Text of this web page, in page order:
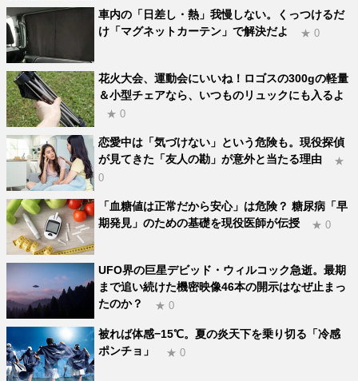
車内の「日差し・熱」我慢しない。くっつけるだ
け「マグネットカーテン」で解決だよ
★ 0
花火大会、運動会にいいね！ロゴスの300gの軽量
＆小型チェアなら、いつものリュックにも入るよ
★ 0
恋愛中は「気づけない」という危険も。現役探偵
が見てきた「友人の勘」が意外と当たる理由
★
0
「血糖値は正常だから安心」は危険？ 糖尿病「早
期発見」のための基礎を現役医師が伝授
★ 0
UFO界の巨星デビッド・ウィルコック急逝。最期
まで追い続けた機密映像46本の開示はなぜ止まっ
たのか？
★ 0
被れば体感−15℃。夏の炎天下を乗り切る「冷感
ポンチョ」
★ 0